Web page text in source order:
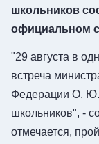
школьников
официальном
"29 августа в
встреча
Федерации О. Ю.
школьников", -
отмечается,